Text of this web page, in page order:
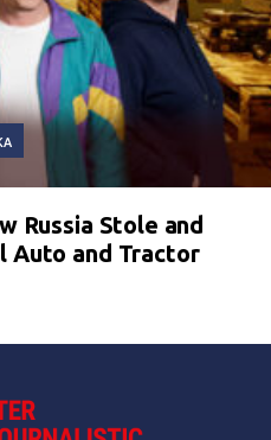
Russia Stole and
Auto and Tractor